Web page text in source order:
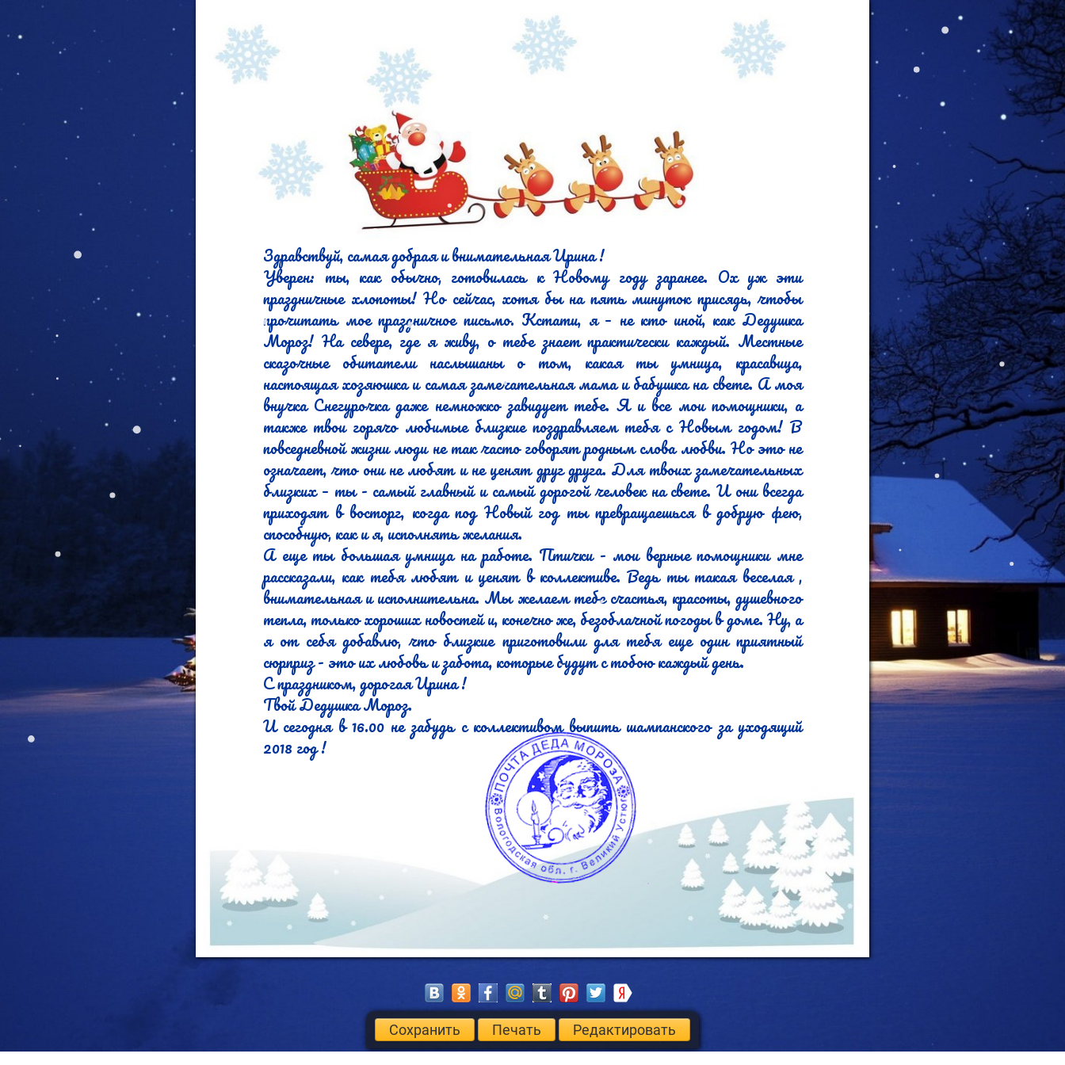
Здравствуй, самая добрая и внимательная Ирина !
Уверен: ты, как обычно, готовилась к Новому году заранее. Ох уж эти
праздничные хлопоты! Но сейчас, хотя бы на пять минуток присядь, чтобы
прочитать мое праздничное письмо. Кстати, я – не кто иной, как Дедушка
Мороз! На севере, где я живу, о тебе знает практически каждый. Местные
сказочные обитатели наслышаны о том, какая ты умница, красавица,
настоящая хозяюшка и самая замечательная мама и бабушка на свете. А моя
внучка Снегурочка даже немножко завидует тебе. Я и все мои помощники, а
также твои горячо любимые близкие поздравляем тебя с Новым годом! В
повседневной жизни люди не так часто говорят родным слова любви. Но это не
означает, что они не любят и не ценят друг друга. Для твоих замечательных
близких – ты - самый главный и самый дорогой человек на свете. И они всегда
приходят в восторг, когда под Новый год ты превращаешься в добрую фею,
способную, как и я, исполнять желания.
А еще ты большая умница на работе. Птички - мои верные помощники мне
рассказали, как тебя любят и ценят в коллективе. Ведь ты такая веселая ,
внимательная и исполнительна. Мы желаем тебе счастья, красоты, душевного
тепла, только хороших новостей и, конечно же, безоблачной погоды в доме. Ну, а
я от себя добавлю, что близкие приготовили для тебя еще один приятный
сюрприз - это их любовь и забота, которые будут с тобою каждый день.
С праздником, дорогая Ирина !
Твой Дедушка Мороз.
И сегодня в 16.00 не забудь с коллективом выпить шампанского за уходящий
2018 год !
Сохранить Печать Редактировать